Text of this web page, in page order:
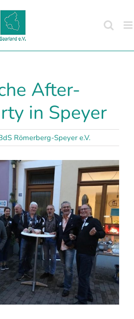
After-
in Speyer
Römerberg-Speyer e.V.